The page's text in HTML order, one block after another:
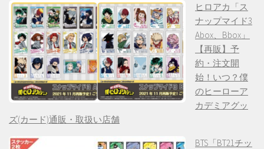
ヒロアカ「ス
ナップマイド3
Abox、Bbox」
【再販】予
約・注文開
始！いつ？僕
のヒーローア
カデミアグッ
ズ(カード)通販・取扱い店舗
BTS「BT21チッ